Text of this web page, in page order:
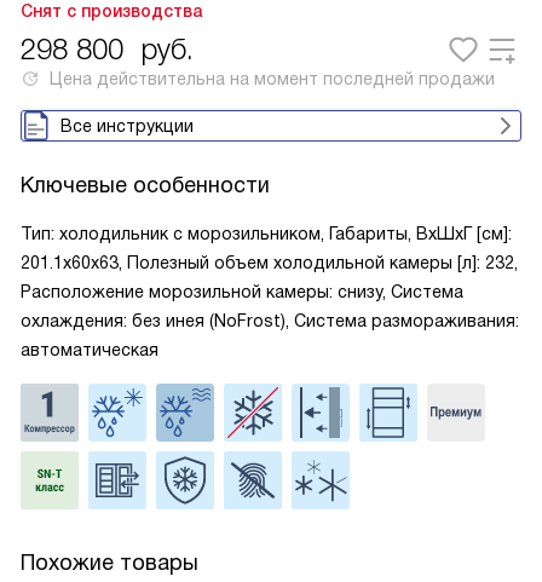
Снят с производства
298 800 руб.
Цена действительна на момент последней продажи
Все инструкции
Ключевые особенности
Тип: холодильник с морозильником, Габариты, ВxШxГ [см]:
201.1x60x63, Полезный объем холодильной камеры [л]: 232,
Расположение морозильной камеры: снизу, Система
охлаждения: без инея (NoFrost), Система размораживания:
автоматическая
Похожие товары